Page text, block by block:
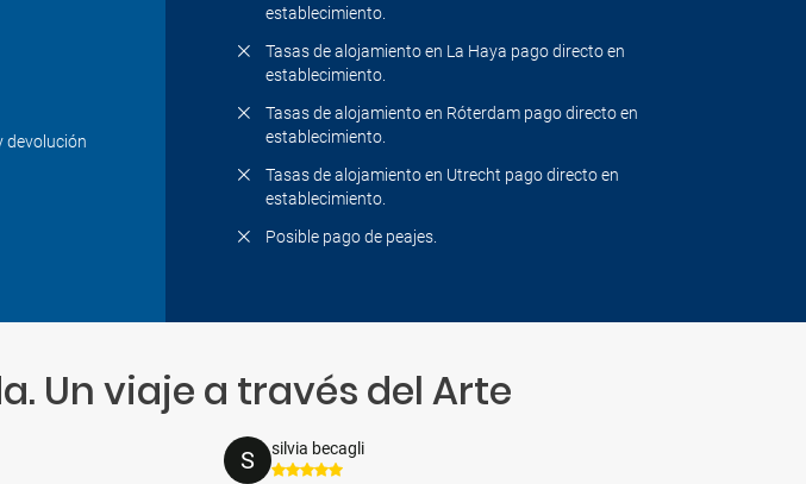
devolución
establecimiento.
Tasas de alojamiento en La Haya pago directo en
establecimiento.
Tasas de alojamiento en Róterdam pago directo en
establecimiento.
Tasas de alojamiento en Utrecht pago directo en
establecimiento.
Posible pago de peajes.
Un viaje a través del Arte
S silvia becagli